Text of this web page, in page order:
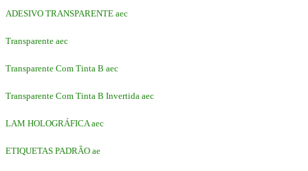
ADESIVO TRANSPARENTE aec
Transparente aec
Transparente Com Tinta B aec
Transparente Com Tinta B Invertida aec
LAM HOLOGRÁFICA aec
ETIQUETAS PADRÃO ae